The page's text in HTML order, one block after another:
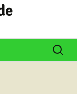
Suchen
nach: